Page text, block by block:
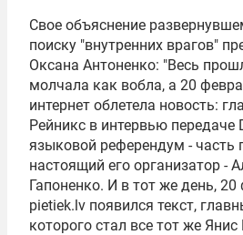
Свое объяснение
поиску "внутренних врагов"
Оксана Антоненко: "Весь
молчала как вобла, а 20
интернет облетела новость:
Рейникс в интервью передаче
языковой референдум - часть
настоящий его организатор -
Гапоненко. И в тот же день, 20
pietiek.lv появился текст,
которого стал все тот же Янис